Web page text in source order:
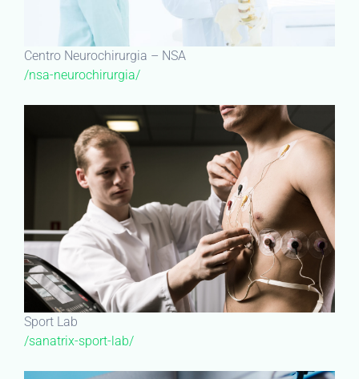
Centro Neurochirurgia – NSA
/nsa-neurochirurgia/
Sport Lab
/sanatrix-sport-lab/